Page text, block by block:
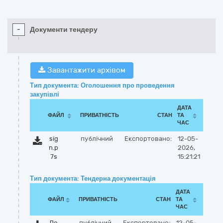
- Документи тендеру
Завантажити архівом
Тип документа: Оголошення про проведення
закупівлі
ФАЙЛ ПРИВАТНІСТЬ СТАН
ДАТА
ТА
ЧАС
sig
n.p
7s
публічний Експортовано:
12-05-
2026,
15:21:21
Тип документа: Тендерна документація
ФАЙЛ ПРИВАТНІСТЬ СТАН
ДАТА
ТА
ЧАС